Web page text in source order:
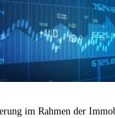
im Rahmen der